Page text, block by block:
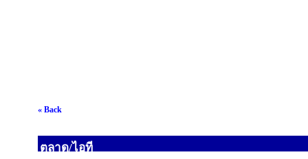
« Back
ตลาด/ไอที